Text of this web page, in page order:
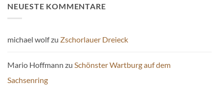
NEUESTE KOMMENTARE
michael wolfzu Zschorlauer Dreieck
Mario Hoffmann zu Schönster Wartburg auf dem
Sachsenring